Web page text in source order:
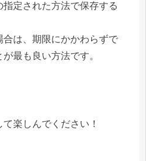
定された方法で保存する
は、期限にかかわらずで
最も良い方法です。
楽しんでください！